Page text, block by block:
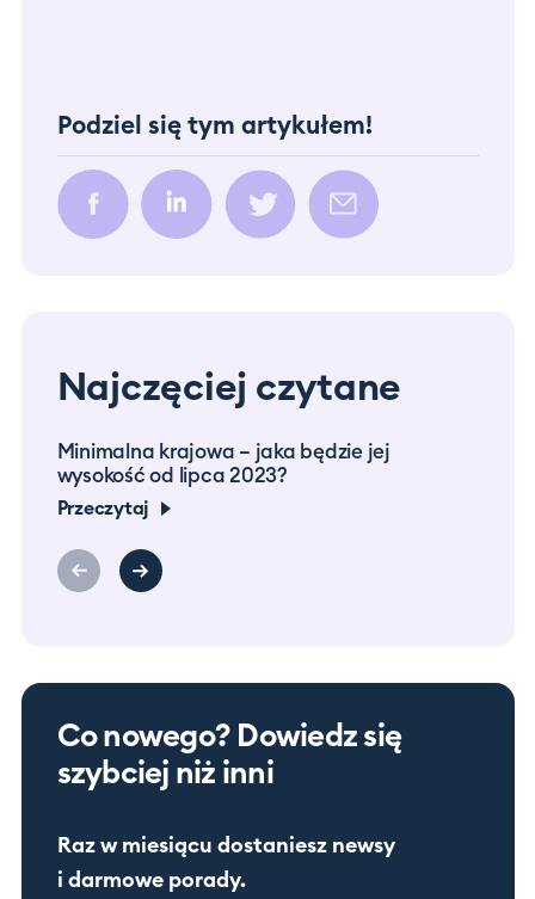
Podziel się tym artykułem!
Najczęciej czytane
Minimalna krajowa – jaka będzie jej
wysokość od lipca 2023?
Przeczytaj
Co nowego? Dowiedz się
szybciej niż inni
Raz w miesiącu dostaniesz newsy
i darmowe porady.